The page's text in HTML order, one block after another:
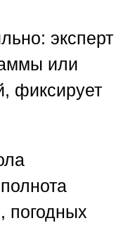
эксперт
или
фиксирует
погодных